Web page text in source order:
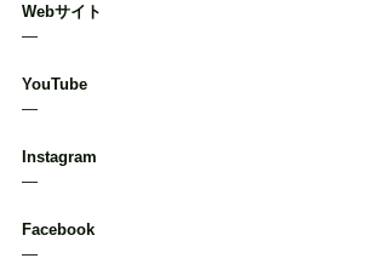
Webサイト
―
YouTube
―
Instagram
―
Facebook
―